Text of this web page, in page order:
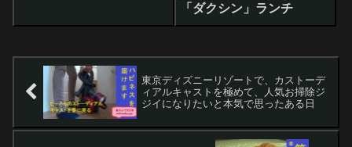
「ダクシン」ランチ
東京ディズニーリゾートで、カストーデ
ィアルキャストを極めて、人気お掃除ジ
ジイになりたいと本気で思ったある日